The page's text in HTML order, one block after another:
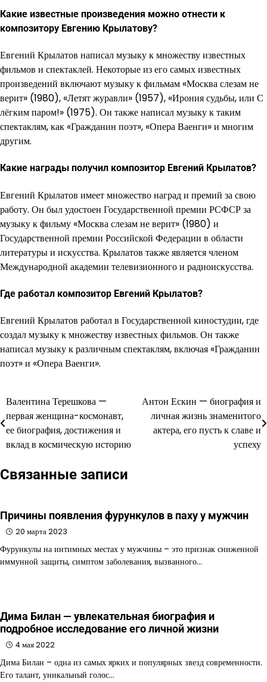
Какие известные произведения можно отнести к
композитору Евгению Крылатову?
Евгений Крылатов написал музыку к множеству известных
фильмов и спектаклей. Некоторые из его самых известных
произведений включают музыку к фильмам «Москва слезам не
верит» (1980), «Летят журавли» (1957), «Ирония судьбы, или С
лёгким паром!» (1975). Он также написал музыку к таким
спектаклям, как «Гражданин поэт», «Опера Ваенги» и многим
другим.
Какие награды получил композитор Евгений Крылатов?
Евгений Крылатов имеет множество наград и премий за свою
работу. Он был удостоен Государственной премии РСФСР за
музыку к фильму «Москва слезам не верит» (1980) и
Государственной премии Российской Федерации в области
литературы и искусства. Крылатов также является членом
Международной академии телевизионного и радиоискусства.
Где работал композитор Евгений Крылатов?
Евгений Крылатов работал в Государственной киностудии, где
создал музыку к множеству известных фильмов. Он также
написал музыку к различным спектаклям, включая «Гражданин
поэт» и «Опера Ваенги».
Навигация
по
записям
Валентина Терешкова —
первая женщина-космонавт,
ее биография, достижения и
вклад в космическую историю
Антон Ескин — биография и
личная жизнь знаменитого
актера, его пусть к славе и
успеху
Связанные записи
Причины появления фурункулов в паху у мужчин
20 марта 2023
Фурункулы на интимных местах у мужчины – это признак сниженной
иммунной защиты, симптом заболевания, вызванного…
Дима Билан — увлекательная биография и
подробное исследование его личной жизни
4 мая 2022
Дима Билан – одна из самых ярких и популярных звезд современности.
Его талант, уникальный голос…